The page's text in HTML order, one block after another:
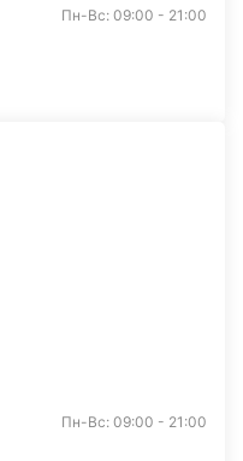
Пн-Вс: 09:00 - 21:00
Пн-Вс: 09:00 - 21:00